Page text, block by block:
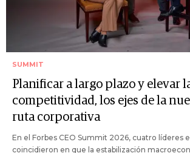
SUMMIT
Planificar a largo plazo y elevar
competitividad, los ejes de la
ruta corporativa
En el Forbes CEO Summit 2026, cuatro líderes
coincidieron en que la estabilización